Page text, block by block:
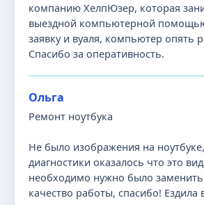
компанию ХелпЮзер, которая
выездной компьютерной
заявку и вуаля, компьютер опять
Спасибо за оперативность.
Ольга
Ремонт ноутбука
Не было изображения на
диагностики оказалось что это
необходимо нужно было
качество работы, спасибо! Ездила